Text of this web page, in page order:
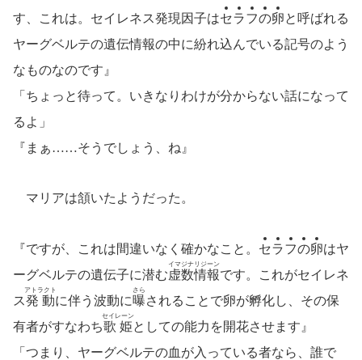
す、これは。セイレネス発現因子はセラフの卵と呼ばれる
ヤーグベルテの遺伝情報の中に紛れ込んでいる記号のよう
なものなのです』
「ちょっと待って。いきなりわけが分からない話になって
るよ」
『まぁ……そうでしょう、ね』
マリアは頷いたようだった。
『ですが、これは間違いなく確かなこと。 セラフの卵はヤ
ーグベルテの遺伝子に潜む虚数情報
イマジナリジーン
です。これがセイレネ
ス発動
アトラクト
に伴う波動に曝
さら
されることで卵が孵化し、その保
有者がすなわち歌姫
セイレーン
としての能力を開花させます』
「つまり、ヤーグベルテの血が入っている者なら、誰で